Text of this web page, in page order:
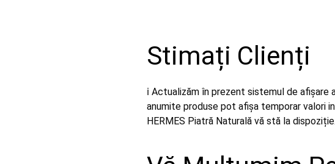
Stimați Clienți
ℹ️ Actualizăm în prezent sistemul de afișare
anumite produse pot afișa temporar valori
HERMES Piatră Naturală vă stă la dispoziție.